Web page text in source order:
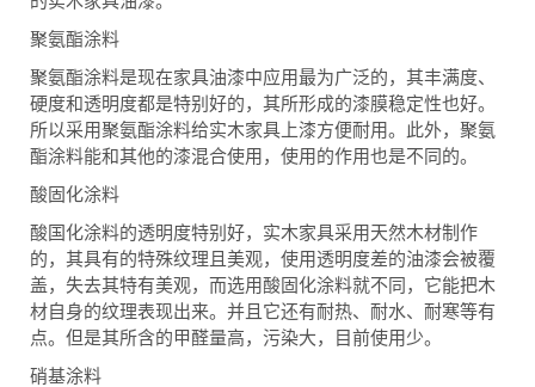
聚氨酯涂料
聚氨酯涂料是现在家具油漆中应用最为广泛的，其丰满度、
硬度和透明度都是特别好的，其所形成的漆膜稳定性也好。
所以采用聚氨酯涂料给实木家具上漆方便耐用。此外，聚氨
酯涂料能和其他的漆混合使用，使用的作用也是不同的。
酸固化涂料
酸国化涂料的透明度特别好，实木家具采用天然木材制作
的，其具有的特殊纹理且美观，使用透明度差的油漆会被覆
盖，失去其特有美观，而选用酸固化涂料就不同，它能把木
材自身的纹理表现出来。并且它还有耐热、耐水、耐寒等有
点。但是其所含的甲醛量高，污染大，目前使用少。
硝基涂料